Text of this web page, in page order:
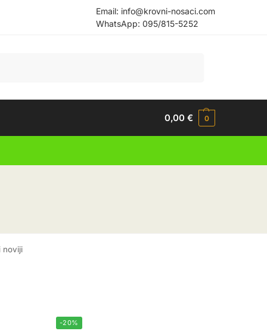
Email: info@krovni-nosaci.com
WhatsApp: 095/815-5252
0,00€ 0
noviji
-20%